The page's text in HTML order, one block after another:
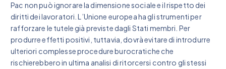
Pac non può ignorare la dimensione sociale e il rispetto dei
diritti dei lavoratori. L’Unione europea ha gli strumenti per
rafforzare le tutele già previste dagli Stati membri. Per
produrre effetti positivi, tuttavia, dovrà evitare di introdurre
ulteriori complesse procedure burocratiche che
rischierebbero in ultima analisi di ritorcersi contro gli stessi